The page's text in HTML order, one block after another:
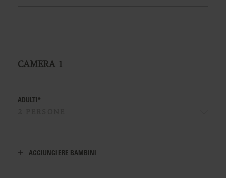
CAMERA 1
ADULTI*
AGGIUNGIERE BAMBINI